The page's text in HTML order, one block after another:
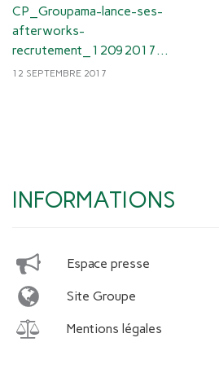
CP_Groupama-lance-ses-
afterworks-
recrutement_12092017-
1.pdf
12 SEPTEMBRE 2017
INFORMATIONS
Espace presse
Site Groupe
Mentions légales